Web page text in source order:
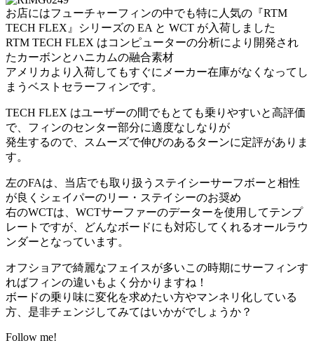
お店にはフューチャーフィンの中でも特に人気の『RTM
TECH FLEX』シリーズの EA と WCT が入荷しました
RTM TECH FLEX はコンピューターの分析により開発され
たカーボンとハニカムの融合素材
アメリカより入荷してもすぐにメーカー在庫がなくなってし
まうベストセラーフィンです。
TECH FLEX はユーザーの間でもとても乗りやすいと高評価
で、フィンのセンター部分に適度なしなりが
発生するので、スムーズで伸びのあるターンに定評がありま
す。
左のFAは、当店でも取り扱うステイシーサーフボーと相性
が良くシェイパーのリー・ステイシーのお奨め
右のWCTは、WCTサーファーのデーターを使用してテンプ
レートですが、どんなボードにも対応してくれるオールラウ
ンダーとなっています。
オフショアで綺麗なフェイスが多いこの時期にサーフィンす
ればフィンの違いもよく分かりますね！
ボードの乗り味に変化を求めたい方やマンネリ化している
方、是非チェンジしてみてはいかがでしょうか？
Follow me!